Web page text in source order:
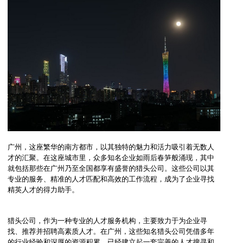
广州，这座繁华的南方都市，以其独特的魅力和活力吸引着无数人
才的汇聚。在这座城市里，众多知名企业如雨后春笋般涌现，其中
就包括那些在广州乃至全国都享有盛誉的猎头公司。这些公司以其
专业的服务、精准的人才匹配和高效的工作流程，成为了企业寻找
精英人才的得力助手。
猎头公司，作为一种专业的人才服务机构，主要致力于为企业寻
找、推荐并招聘高素质人才。在广州，这些知名猎头公司凭借多年